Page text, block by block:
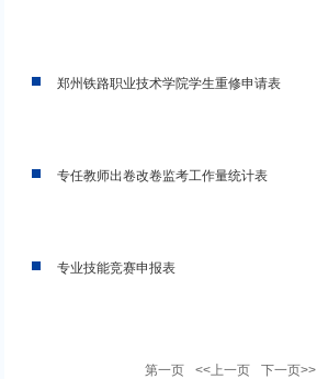
郑州铁路职业技术学院学生重修申请表
专任教师出卷改卷监考工作量统计表
专业技能竞赛申报表
第一页 <<上一页 下一页>>